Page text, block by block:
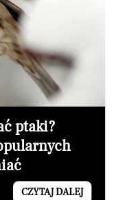
ptaki?
CZYTAJ DALEJ